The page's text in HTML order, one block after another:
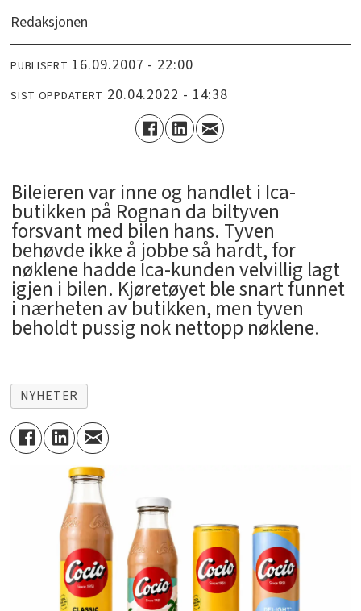
Redaksjonen
PUBLISERT 16.09.2007 - 22:00
SIST OPPDATERT 20.04.2022 - 14:38
Bileieren var inne og handlet i Ica-
butikken på Rognan da biltyven
forsvant med bilen hans. Tyven
behøvde ikke å jobbe så hardt, for
nøklene hadde Ica-kunden velvillig lagt
igjen i bilen. Kjøretøyet ble snart funnet
i nærheten av butikken, men tyven
beholdt pussig nok nettopp nøklene.
NYHETER